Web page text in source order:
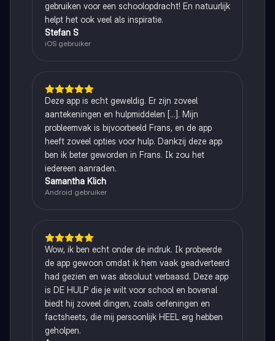
gebruiken voor een schoolopdracht! En natuurlijk
helpt het ook veel als inspiratie.
Stefan S
iOS gebruiker
Deze app is echt geweldig. Er zijn zoveel
aantekeningen en hulpmiddelen [...]. Mijn
probleemvak is bijvoorbeeld Frans, en de app
heeft zoveel opties voor hulp. Dankzij deze app
ben ik beter geworden in Frans. Ik zou het
iedereen aanraden.
Samantha Klich
Android gebruiker
Wow, ik ben echt onder de indruk. Ik probeerde
de app gewoon omdat ik hem vaak geadverteerd
had gezien en was absoluut verbaasd. Deze app
is DE HULP die je wilt voor school en bovenal
biedt hij zoveel dingen, zoals oefeningen en
factsheets, die mij persoonlijk HEEL erg hebben
geholpen.